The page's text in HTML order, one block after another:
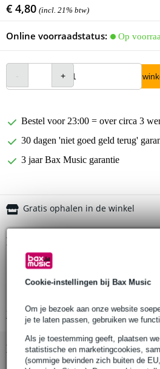
Cookie-instellingen bij Bax Music
Om je bezoek aan onze website
je te laten passen, gebruiken we
Als je toestemming geeft, plaatsen
statistische en marketingcookies,
(sommige bevinden zich buiten de
€ 4,80 (incl. 21% btw)
Online voorraadstatus: Op
In
Bestel voor 23:00 = over circa 3
30 dagen 'niet goed geld terug'
3 jaar Bax Music garantie
Gratis ophalen in de winkel
Productinformatie
stalen kern
lengte: 900 mm
Bekijk alle productspecificaties
Bekijk ook eens (1)